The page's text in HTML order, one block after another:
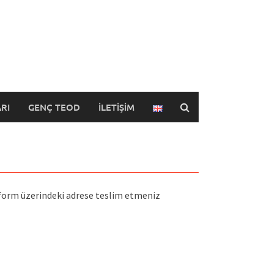
GENÇ TEOD İLETIŞIM
üzerindeki adrese teslim etmeniz